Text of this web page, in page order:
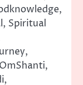
Spiritual